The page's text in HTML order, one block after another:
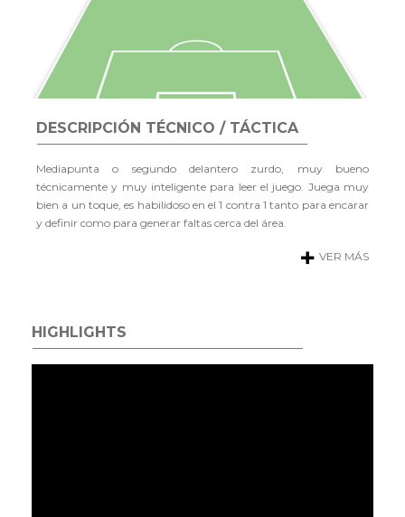
DESCRIPCIÓN TÉCNICO / TÁCTICA
Mediapunta o segundo delantero zurdo, muy bueno
técnicamente y muy inteligente para leer el juego. Juega muy
bien a un toque, es habilidoso en el 1 contra 1 tanto para encarar
y definir como para generar faltas cerca del área.
VER MÁS
HIGHLIGHTS